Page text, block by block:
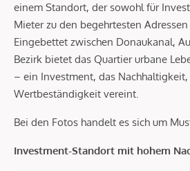
einem Standort, der sowohl für
Mieter zu den begehrtesten
Eingebettet zwischen Donaukanal,
Bezirk bietet das Quartier urbane
– ein Investment, das
Wertbeständigkeit vereint.
Bei den Fotos handelt es sich um
Investment-Standort mit hohem